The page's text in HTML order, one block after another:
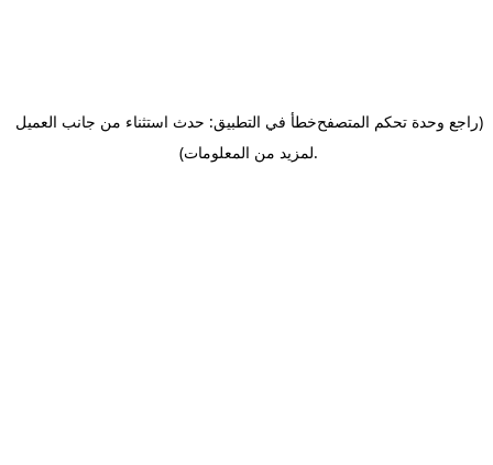
خطأ في التطبيق: حدث استثناء من جانب العميل(راجع وحدة تحكم المتصفح
لمزيد من المعلومات).